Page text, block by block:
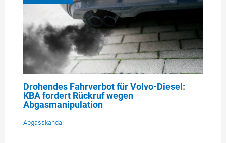
Drohendes Fahrverbot für Volvo-Diesel:
KBA fordert Rückruf wegen
Abgasmanipulation
Abgasskandal